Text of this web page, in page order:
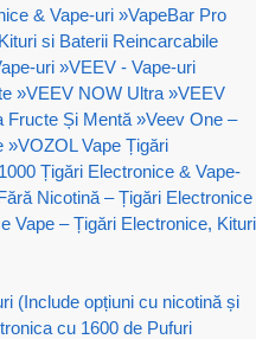
& Vape-uri »VapeBar Pro
si Baterii Reincarcabile
uri »VEEV - Vape-uri
»VEEV NOW Ultra »VEEV
Fructe Și Mentă »Veev One –
»VOZOL Vape Țigări
Țigări Electronice & Vape-
Nicotină – Țigări Electronice
Vape – Țigări Electronice, Kituri
(Include opțiuni cu nicotină și
cu 1600 de Pufuri